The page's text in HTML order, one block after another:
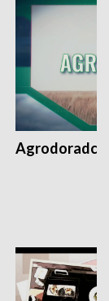
Agrodoradcy